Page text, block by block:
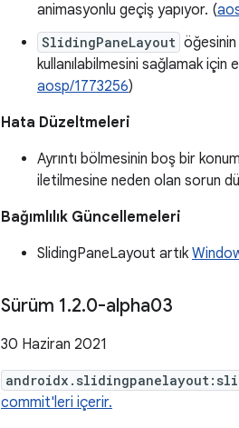
animasyonlu geçiş yapıyor. (
SlidingPaneLayout öğesinin
kullanılabilmesini sağlamak için
aosp/1773256)
Hata Düzeltmeleri
Ayrıntı bölmesinin boş bir
iletilmesine neden olan sorun
Bağımlılık Güncellemeleri
SlidingPaneLayout artık
Sürüm 1.2.0-alpha03
30 Haziran 2021
commit'leri içerir.